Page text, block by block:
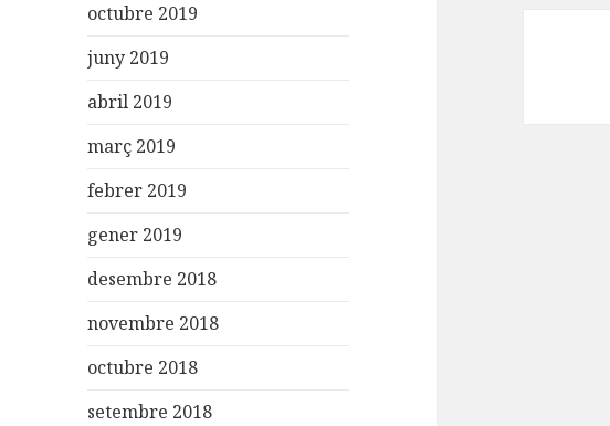
octubre 2019
juny 2019
abril 2019
març 2019
febrer 2019
gener 2019
desembre 2018
novembre 2018
octubre 2018
setembre 2018